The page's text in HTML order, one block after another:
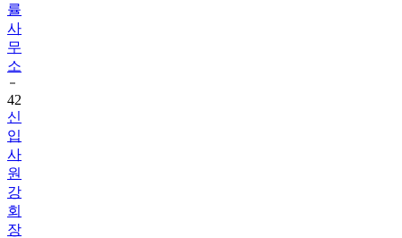
률
사
무
소
42
신
입
사
원
강
회
장